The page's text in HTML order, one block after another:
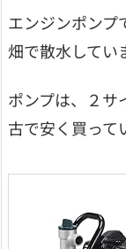
エンジンポンプ
畑で散水してい
ポンプは、２サ
古で安く買って